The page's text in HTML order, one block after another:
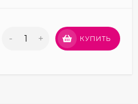
- + КУПИТЬ